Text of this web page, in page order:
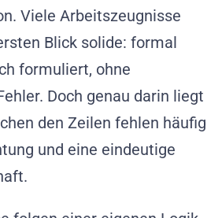
Viele Arbeitszeugnisse
Blick solide: formal
formuliert, ohne
Doch genau darin liegt
den Zeilen fehlen häufig
und eine eindeutige